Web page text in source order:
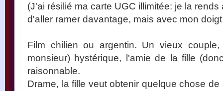
(J'ai résilié ma carte UGC illimitée: je la
d'aller ramer davantage, mais avec mon
Film chilien ou argentin. Un vieux
monsieur) hystérique, l'amie de la fille
raisonnable.
Drame, la fille veut obtenir quelque chose de